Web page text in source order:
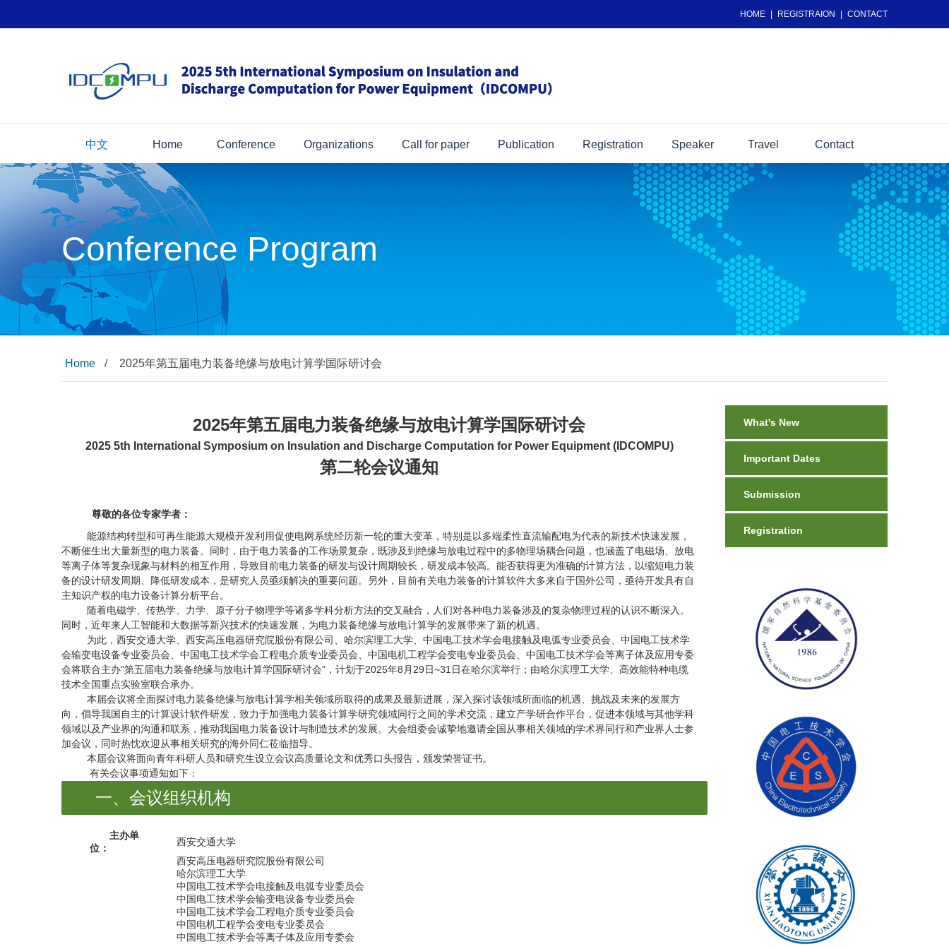
HOME REGISTRAION CONTACT
中文 Home Conference Organizations Call for paper Publication Registration Speaker Travel Contact
Conference Program
Home / 2025年第五届电力装备绝缘与放电计算学国际研讨会
2025年第五届电力装备绝缘与放电计算学国际研讨会
2025 5th International Symposium on Insulation and Discharge Computation for Power Equipment (IDCOMPU)
第二轮会议通知
尊敬的各位专家学者：
能源结构转型和可再生能源大规模开发利用促使电网系统经历新一轮的重大变革，特别是以多端柔性直流输配电为代表的新技术快速发展，
不断催生出大量新型的电力装备。同时，由于电力装备的工作场景复杂，既涉及到绝缘与放电过程中的多物理场耦合问题，也涵盖了电磁场、放电
等离子体等复杂现象与材料的相互作用，导致目前电力装备的研发与设计周期较长，研发成本较高。能否获得更为准确的计算方法，以缩短电力装
备的设计研发周期、降低研发成本，是研究人员亟须解决的重要问题。另外，目前有关电力装备的计算软件大多来自于国外公司，亟待开发具有自
主知识产权的电力设备计算分析平台。
随着电磁学、传热学、力学、原子分子物理学等诸多学科分析方法的交叉融合，人们对各种电力装备涉及的复杂物理过程的认识不断深入。
同时，近年来人工智能和大数据等新兴技术的快速发展，为电力装备绝缘与放电计算学的发展带来了新的机遇。
为此，西安交通大学、西安高压电器研究院股份有限公司、哈尔滨理工大学、中国电工技术学会电接触及电弧专业委员会、中国电工技术学
会输变电设备专业委员会、中国电工技术学会工程电介质专业委员会、中国电机工程学会变电专业委员会、中国电工技术学会等离子体及应用专委
会将联合主办“第五届电力装备绝缘与放电计算学国际研讨会”，计划于2025年8月29日~31日在哈尔滨举行；由哈尔滨理工大学、高效能特种电缆
技术全国重点实验室联合承办。
本届会议将全面探讨电力装备绝缘与放电计算学相关领域所取得的成果及最新进展，深入探讨该领域所面临的机遇、挑战及未来的发展方
向，倡导我国自主的计算设计软件研发，致力于加强电力装备计算学研究领域同行之间的学术交流，建立产学研合作平台，促进本领域与其他学科
领域以及产业界的沟通和联系，推动我国电力装备设计与制造技术的发展。大会组委会诚挚地邀请全国从事相关领域的学术界同行和产业界人士参
加会议，同时热忱欢迎从事相关研究的海外同仁莅临指导。
本届会议将面向青年科研人员和研究生设立会议高质量论文和优秀口头报告，颁发荣誉证书。
有关会议事项通知如下：
一、 会议组织机构
主办单
位：
西安交通大学
西安高压电器研究院股份有限公司
哈尔滨理工大学
中国电工技术学会电接触及电弧专业委员会
中国电工技术学会输变电设备专业委员会
中国电工技术学会工程电介质专业委员会
中国电机工程学会变电专业委员会
中国电工技术学会等离子体及应用专委会
What's New
Important Dates
Submission
Registration